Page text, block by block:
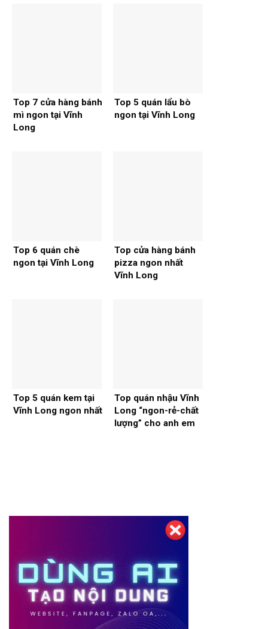
Top 7 cửa hàng bánh
mì ngon tại Vĩnh
Long
Top 5 quán lẩu bò
ngon tại Vĩnh Long
Top 6 quán chè
ngon tại Vĩnh Long
Top cửa hàng bánh
pizza ngon nhất
Vĩnh Long
Top 5 quán kem tại
Vĩnh Long ngon nhất
Top quán nhậu Vĩnh
Long “ngon-rẻ-chất
lượng” cho anh em